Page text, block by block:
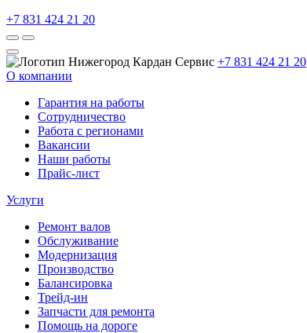
+7 831 424 21 20
+7 831 424 21 20
О компании
Гарантия на работы
Сотрудничество
Работа с регионами
Вакансии
Наши работы
Прайс-лист
Услуги
Ремонт валов
Обслуживание
Модернизация
Производство
Балансировка
Трейд-ин
Запчасти для ремонта
Помощь на дороге